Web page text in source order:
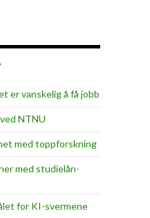
er vanskelig å få jobb
NTNU
med toppforskning
med studielån-
for KI-svermene